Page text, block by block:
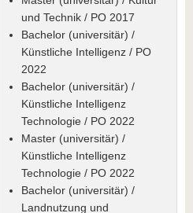
und Technik / PO 2017
Bachelor (universitär) /
Künstliche Intelligenz / PO
2022
Bachelor (universitär) /
Künstliche Intelligenz
Technologie / PO 2022
Master (universitär) /
Künstliche Intelligenz
Technologie / PO 2022
Bachelor (universitär) /
Landnutzung und